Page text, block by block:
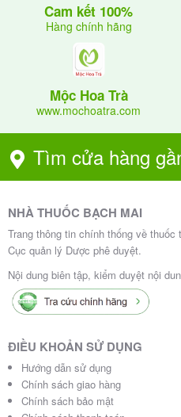
Cam kết 100%
Hàng chính hãng
Mộc Hoa Trà
www.mochoatra.com
Tìm cửa hàng
NHÀ THUỐC BẠCH MAI
Trang thông tin chính thống về
Cục quản lý Dược phê duyệt.
Nội dung biên tập, kiểm duyệt nội
ĐIỀU KHOẢN SỬ DỤNG
Hướng dẫn sử dụng
Chính sách giao hàng
Chính sách bảo mật